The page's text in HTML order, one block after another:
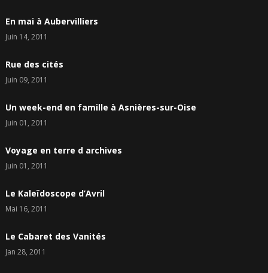
En mai à Aubervilliers
Juin 14, 2011
Rue des cités
Juin 09, 2011
Un week-end en famille à Asnières-sur-Oise
Juin 01, 2011
Voyage en terre d archives
Juin 01, 2011
Le Kaleïdoscope d’Avril
Mai 16, 2011
Le Cabaret des Vanités
Jan 28, 2011